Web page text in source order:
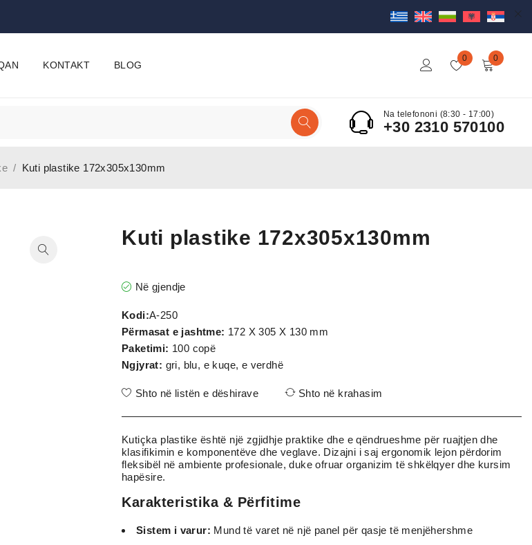
KONTAKT BLOG
0 0
Na telefononi (8:30 - 17:00)
+30 2310 570100
/ Kuti plastike 172x305x130mm
Kuti plastike 172x305x130mm
Në gjendje
Kodi:A-250
Përmasat e jashtme: 172 X 305 X 130 mm
Paketimi: 100 copë
Ngjyrat: gri, blu, e kuqe, e verdhë
Shto në listën e dëshirave Shto në krahasim
Kutiçka plastike është një zgjidhje praktike dhe e qëndrueshme për ruajtjen dhe
klasifikimin e komponentëve dhe veglave. Dizajni i saj ergonomik lejon përdorim
fleksibël në ambiente profesionale, duke ofruar organizim të shkëlqyer dhe kursim
hapësire.
Karakteristika & Përfitime
Sistem i varur: Mund të varet në një panel për qasje të menjëhershme